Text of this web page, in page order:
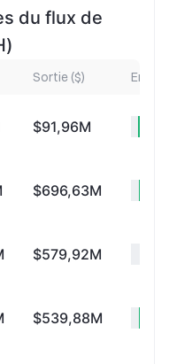
du flux de
Sortie ($)
$91,96M
$696,63M
$579,92M
$539,88M